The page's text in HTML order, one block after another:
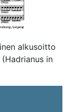
alkusoitto
(Hadrianus in